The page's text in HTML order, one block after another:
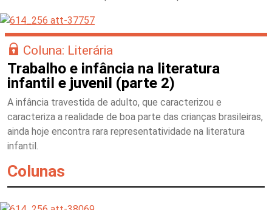
Coluna: Literária
Trabalho e infância na literatura
infantil e juvenil (parte 2)
A infância travestida de adulto, que caracterizou e
caracteriza a realidade de boa parte das crianças brasileiras,
ainda hoje encontra rara representatividade na literatura
infantil.
Colunas